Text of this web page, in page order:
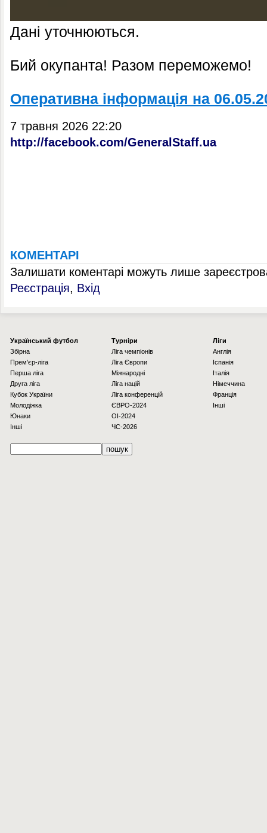
Дані уточнюються.
Бий окупанта! Разом переможемо!
Оперативна інформація на
7 травня 2026 22:20
http://facebook.com/GeneralStaff.ua
КОМЕНТАРІ
Залишати коментарі можуть лише
Реєстрація, Вхід
Українcький футбол
Збірна
Прем'єр-ліга
Перша ліга
Друга ліга
Кубок України
Молодіжка
Юнаки
Інші
Турніри
Ліга чемпіонів
Ліга Європи
Міжнародні
Ліга націй
Ліга конференцій
ЄВРО-2024
OI-2024
ЧС-2026
Ліги
Англія
Іспанія
Італія
Німеччина
Франція
Інші